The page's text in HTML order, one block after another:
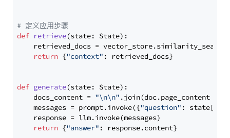
# 定义应用步骤
def retrieve(state: State):
retrieved_docs =
return {"context" : retrieved_docs}
def generate(state: State):
    docs_content =
"\n\n" .join(doc.page_content
    messages = prompt.invoke({
"question" : state[
    response = llm.invoke(messages)
return {"answer" : response.content}